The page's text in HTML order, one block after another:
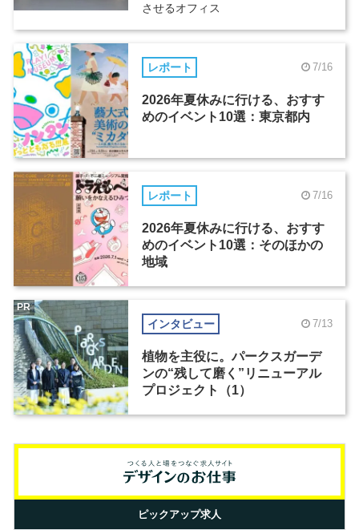
させるオフィス
レポート 7/16
2026年夏休みに行ける、おすす
めのイベント10選：東京都内
レポート 7/16
2026年夏休みに行ける、おすす
めのイベント10選：そのほかの
地域
インタビュー 7/13
植物を主役に。パークスガーデ
ンの“残して磨く”リニューアル
プロジェクト（1）
PR
ピックアップ求人